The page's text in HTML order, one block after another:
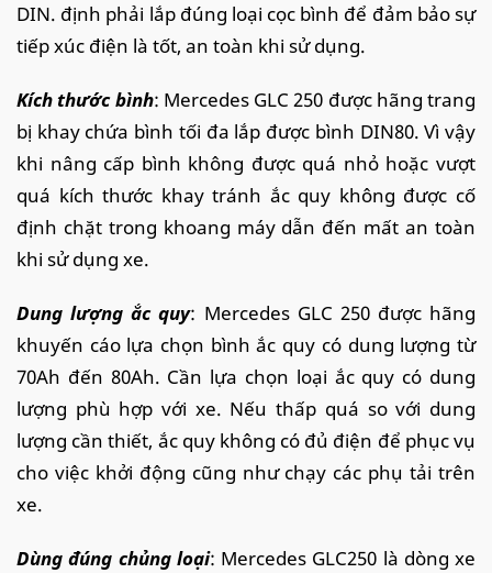
DIN. định phải lắp đúng loại cọc bình để đảm bảo sự
tiếp xúc điện là tốt, an toàn khi sử dụng.
Kích thước bình: Mercedes GLC 250 được hãng trang
bị khay chứa bình tối đa lắp được bình DIN80. Vì vậy
khi nâng cấp bình không được quá nhỏ hoặc vượt
quá kích thước khay tránh ắc quy không được cố
định chặt trong khoang máy dẫn đến mất an toàn
khi sử dụng xe.
Dung lượng ắc quy: Mercedes GLC 250 được hãng
khuyến cáo lựa chọn bình ắc quy có dung lượng từ
70Ah đến 80Ah. Cần lựa chọn loại ắc quy có dung
lượng phù hợp với xe. Nếu thấp quá so với dung
lượng cần thiết, ắc quy không có đủ điện để phục vụ
cho việc khởi động cũng như chạy các phụ tải trên
xe.
Dùng đúng chủng loại: Mercedes GLC250 là dòng xe